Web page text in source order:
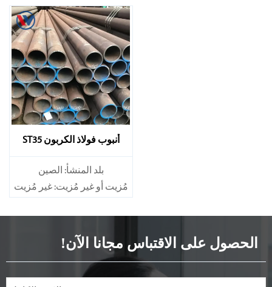
سبيكة أم لا: غير سبيكة
أنبوب فولاذ الكربون ST35
بلد المنشأ: الصين
مُزيت أو غير مُزيت: غير مُزيت
الحصول على الاقتباس مجانا الآن!